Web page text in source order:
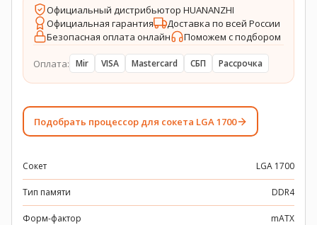
Официальный дистрибьютор HUANANZHI
Официальная гарантия
Доставка по всей России
Безопасная оплата онлайн
Поможем с подбором
Оплата: Mir VISA Mastercard СБП Рассрочка
Подобрать процессор для сокета LGA 1700
Сокет LGA 1700
Тип памяти DDR4
Форм-фактор mATX